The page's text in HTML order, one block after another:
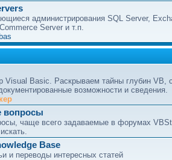
администрирования SQL Server,
Server и т.п.
Visual Basic. Раскрываем тайны глубин VB,
возможности и сведения.
вопросы
чаще всего задаваемые в форумах
Base
и переводы интересных статей